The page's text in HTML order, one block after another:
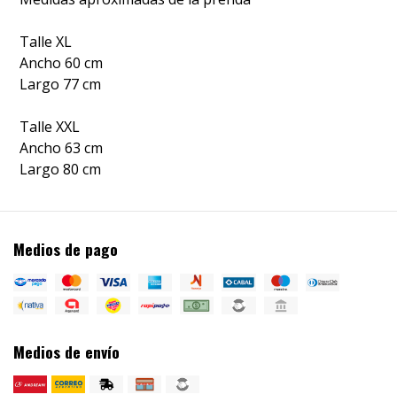
Talle XL
Ancho 60 cm
Largo 77 cm
Talle XXL
Ancho 63 cm
Largo 80 cm
Medios de pago
Medios de envío